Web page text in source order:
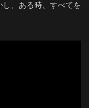
、ある時、すべてを